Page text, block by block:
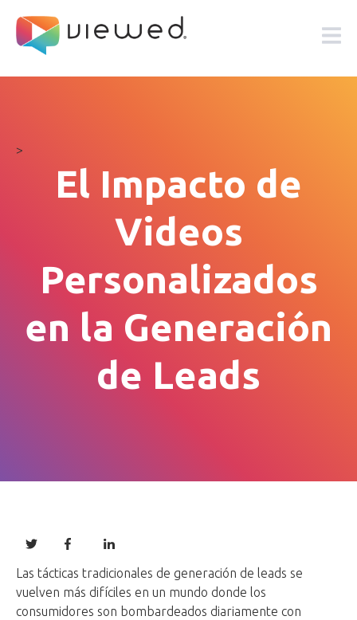
>
El Impacto de
Videos
Personalizados
en la Generación
de Leads
Las tácticas tradicionales de generación de leads se
vuelven más difíciles en un mundo donde los
consumidores son bombardeados diariamente con